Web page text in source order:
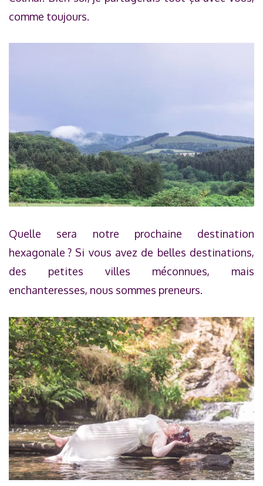
comme toujours.
Quelle sera notre prochaine destination
hexagonale ? Si vous avez de belles destinations,
des petites villes méconnues, mais
enchanteresses, nous sommes preneurs.